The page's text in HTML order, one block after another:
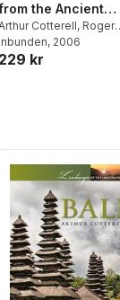
the Ancient
Cotterell, Roger
Lowe,Ian Shaw
Inbunden, 2006
229 kr